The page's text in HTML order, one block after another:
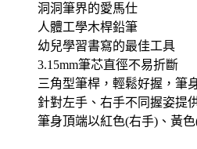
洞洞筆界的愛馬仕
人體工學木桿鉛筆
幼兒學習書寫的最佳工具
3.15mm筆芯直徑不易折斷
三角型筆桿，輕鬆好握，筆
針對左手、右手不同握姿提
筆身頂端以紅色(右手)、黃